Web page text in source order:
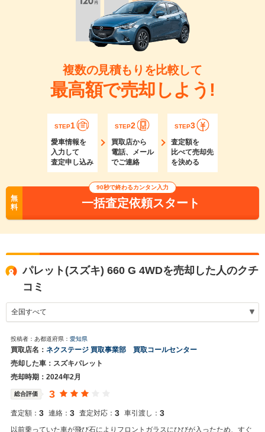
複数の見積もりを比較して
最高額で売却しよう!
STEP1
愛車情報を
入力して
査定申し込み
STEP2
買取店から
電話、メール
でご連絡
STEP3
査定額を
比べて売却先
を決める
無
料
90秒で終わるカンタン入力
一括査定依頼スタート
パレット(スズキ) 660 G 4WDを売却した人のクチ
コミ
投稿者：あ都道府県： 愛知県
買取店名： ネクステージ 買取事業部 買取コールセンター
売却した車：スズキパレット
売却時期：2024年2月
総合評価 3
査定額： 3 連絡： 3 査定対応： 3 車引渡し： 3
以前乗っていた車が飛び石によりフロントガラスにひびが入ったため、すぐ